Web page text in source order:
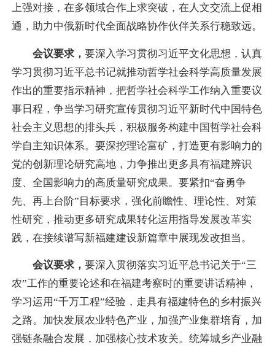
上强对接，在多领域合作上求突破，在人文交流上促相
通，助力中俄新时代全面战略协作伙伴关系行稳致远。
会议要求， 要深入学习贯彻习近平文化思想，认真
学习贯彻习近平总书记就推动哲学社会科学高质量发展
作出的重要指示精神，把哲学社会科学工作纳入重要议
事日程，争当学习研究宣传贯彻习近平新时代中国特色
社会主义思想的排头兵，积极服务构建中国哲学社会科
学自主知识体系。要深挖理论富矿，打造更有影响力的
党的创新理论研究高地，力争推出更多具有福建辨识
度、全国影响力的高质量研究成果。要紧扣“奋勇争
先、再上台阶”目标要求，强化前瞻性、理论性、对策
性研究，推动更多研究成果转化运用指导发展改革实
践，在接续谱写新福建建设新篇章中展现发改担当。
会议要求， 要深入贯彻落实习近平总书记关于“三
农”工作的重要论述和在福建考察时的重要讲话精神，
学习运用“千万工程”经验，走具有福建特色的乡村振兴
之路。加快发展农业特色产业，加强产业集群培育，加
强链条融合发展，加强核心技术攻关。统筹城乡产业融